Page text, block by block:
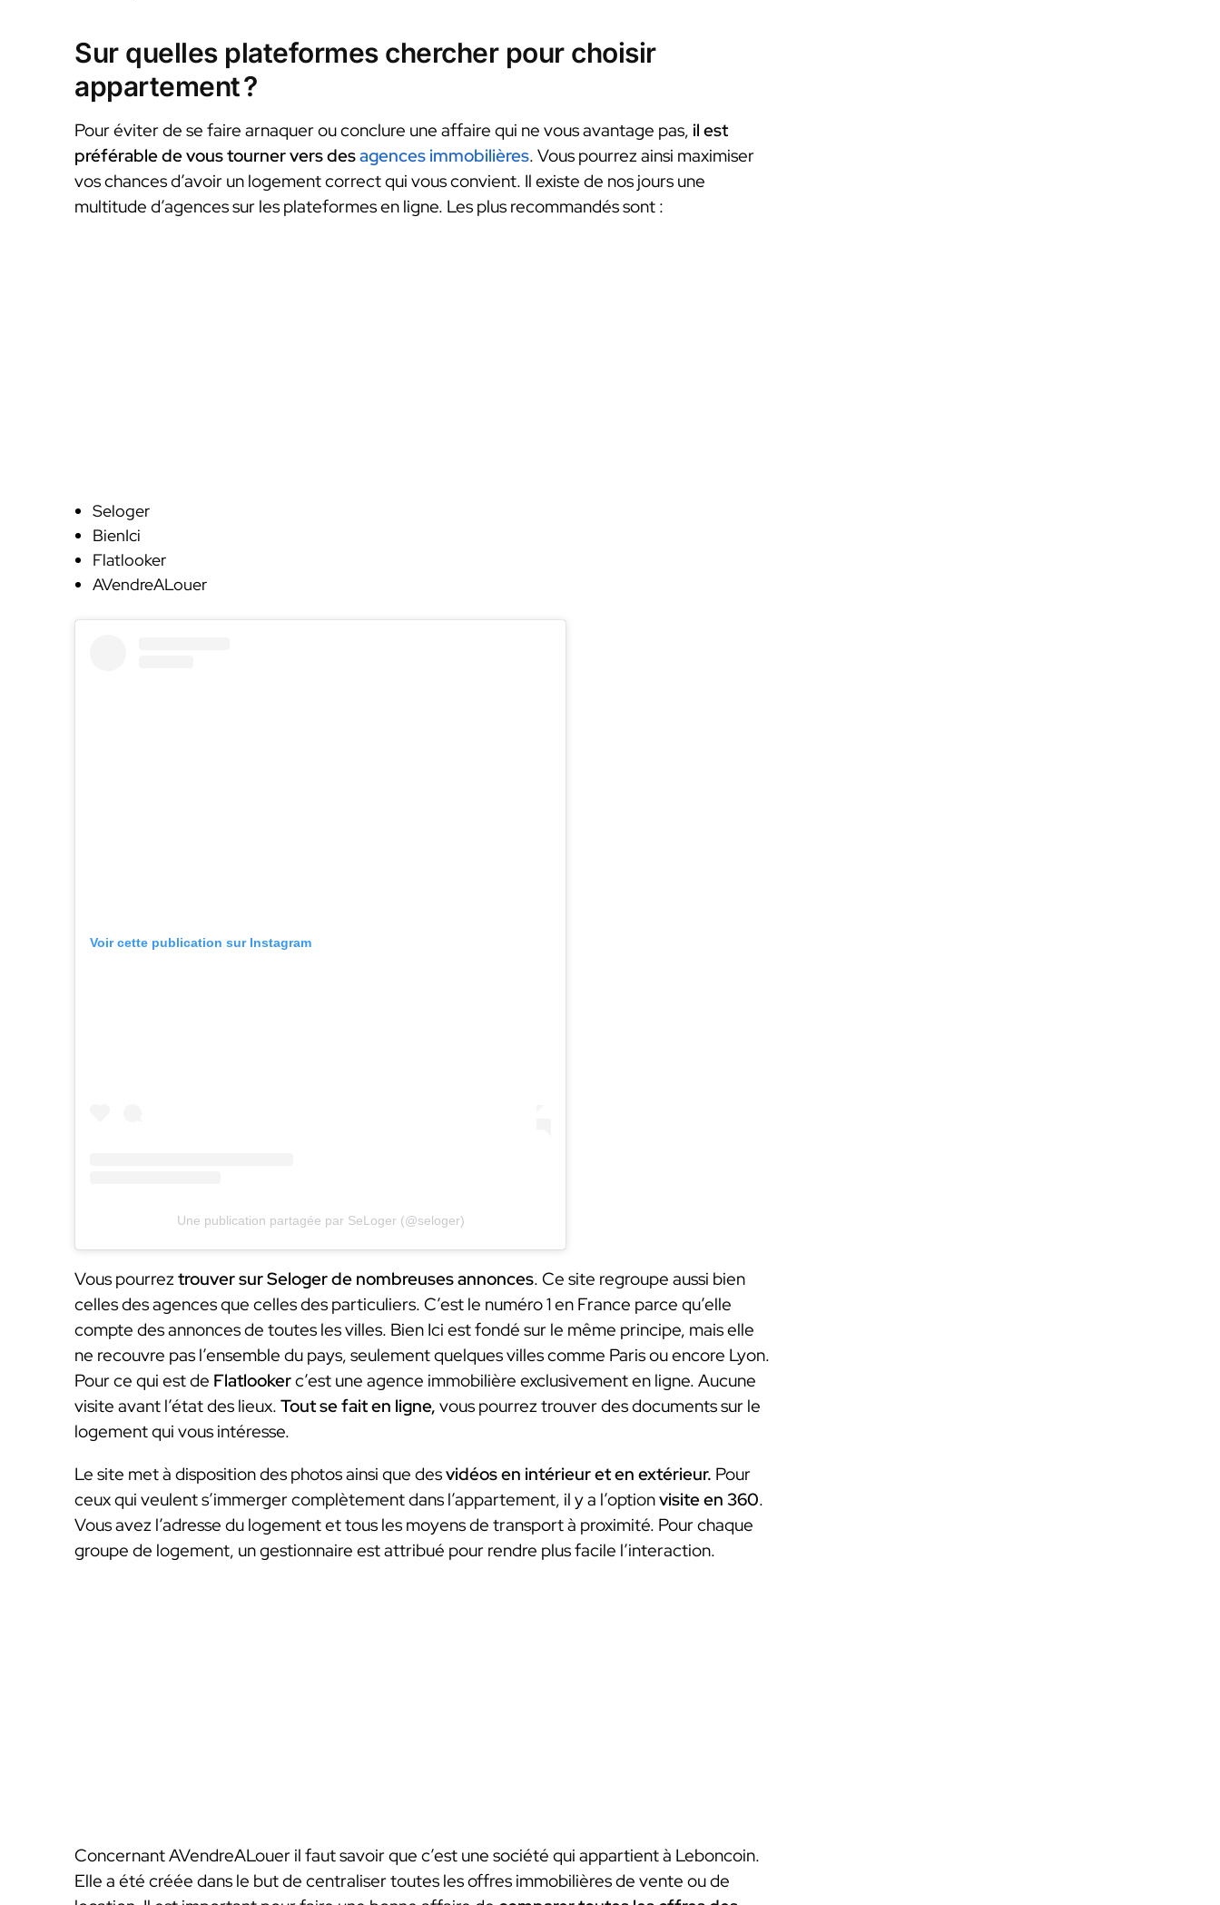
Sur quelles plateformes chercher pour choisir
appartement ?
Pour éviter de se faire arnaquer ou conclure une affaire qui ne vous avantage pas, il est
préférable de vous tourner vers desagences immobilières. Vous pourrez ainsi maximiser
vos chances d’avoir un logement correct qui vous convient. Il existe de nos jours une
multitude d’agences sur les plateformes en ligne. Les plus recommandés sont :
Seloger
BienIci
Flatlooker
AVendreALouer
Voir cette publication sur Instagram
Une publication partagée par SeLoger (@seloger)
Vous pourreztrouver sur Seloger de nombreuses annonces. Ce site regroupe aussi bien
celles des agences que celles des particuliers. C’est le numéro 1 en France parce qu’elle
compte des annonces de toutes les villes. Bien Ici est fondé sur le même principe, mais elle
ne recouvre pas l’ensemble du pays, seulement quelques villes comme Paris ou encore Lyon.
Pour ce qui est de Flatlookerc’est une agence immobilière exclusivement en ligne. Aucune
visite avant l’état des lieux. Tout se fait en ligne, vous pourrez trouver des documents sur le
logement qui vous intéresse.
Le site met à disposition des photos ainsi que desvidéos en intérieur et en extérieur. Pour
ceux qui veulent s’immerger complètement dans l’appartement, il y a l’optionvisite en 360.
Vous avez l’adresse du logement et tous les moyens de transport à proximité. Pour chaque
groupe de logement, un gestionnaire est attribué pour rendre plus facile l’interaction.
Concernant AVendreALouer il faut savoir que c’est une société qui appartient à Leboncoin.
Elle a été créée dans le but de centraliser toutes les offres immobilières de vente ou de